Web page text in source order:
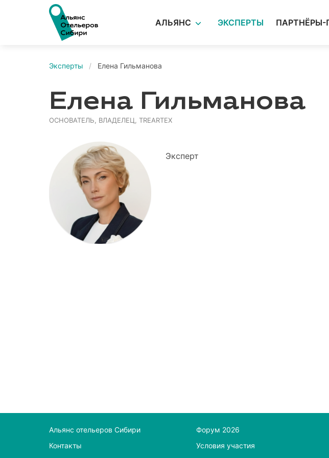
АЛЬЯНС ЭКСПЕРТЫ
Эксперты Елена Гильманова
Елена Гильманова
ОСНОВАТЕЛЬ, ВЛАДЕЛЕЦ, TREARTEX
Эксперт
Альянс отельеров Сибири
Контакты
Форум 2026
Условия участия